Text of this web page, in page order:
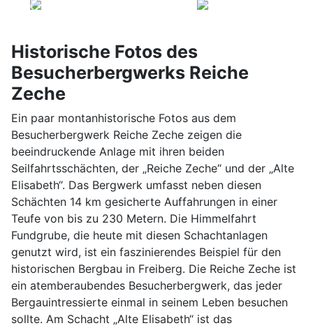
Historische Fotos des
Besucherbergwerks Reiche
Zeche
Ein paar montanhistorische Fotos aus dem
Besucherbergwerk Reiche Zeche zeigen die
beeindruckende Anlage mit ihren beiden
Seilfahrtsschächten, der „Reiche Zeche“ und der „Alte
Elisabeth“. Das Bergwerk umfasst neben diesen
Schächten 14 km gesicherte Auffahrungen in einer
Teufe von bis zu 230 Metern. Die Himmelfahrt
Fundgrube, die heute mit diesen Schachtanlagen
genutzt wird, ist ein faszinierendes Beispiel für den
historischen Bergbau in Freiberg. Die Reiche Zeche ist
ein atemberaubendes Besucherbergwerk, das jeder
Bergauintressierte einmal in seinem Leben besuchen
sollte. Am Schacht „Alte Elisabeth“ ist das